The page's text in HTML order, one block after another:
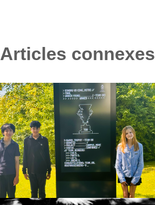
Articles connexes